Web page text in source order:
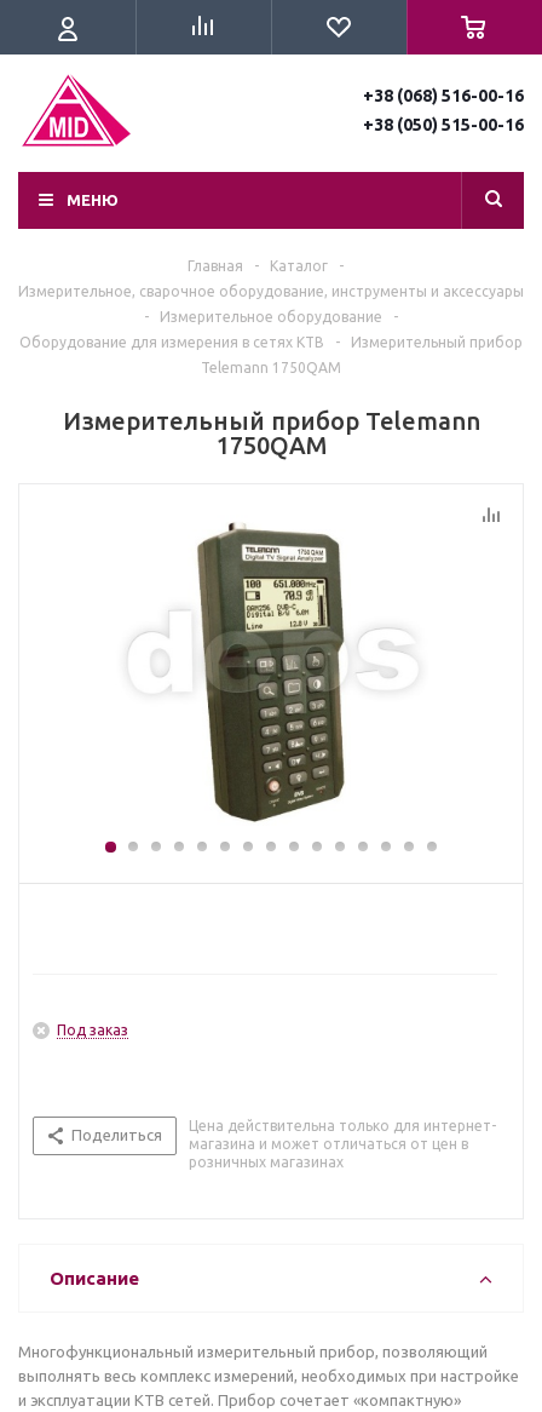
+38 (068) 516-00-16
+38 (050) 515-00-16
МЕНЮ
Главная - Каталог
-
Измерительное, сварочное оборудование, инструменты и аксессуары
-
Измерительное оборудование
-
Оборудование для измерения в сетях КТВ
-
Измерительный прибор
Telemann 1750QAM
Измерительный прибор Telemann
1750QAM
Под заказ
Поделиться
Цена действительна только для интернет-
магазина и может отличаться от цен в
розничных магазинах
Описание
Многофункциональный измерительный прибор, позволяющий
выполнять весь комплекс измерений, необходимых при настройке
и эксплуатации КТВ сетей. Прибор сочетает «компактную»